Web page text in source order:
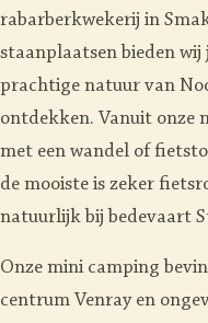
rabarberkwekerij in
staanplaatsen bieden wij
prachtige natuur van
ontdekken. Vanuit onze
met een wandel of
de mooiste is zeker
natuurlijk bij bedevaart
Onze mini camping
centrum Venray en